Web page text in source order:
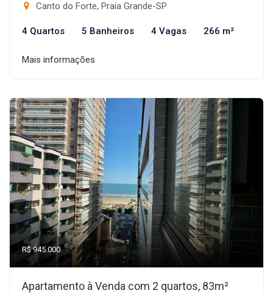
Canto do Forte, Praia Grande-SP
4 Quartos 5 Banheiros 4 Vagas 266 m²
Mais informações
R$ 945.000
Apartamento à Venda com 2 quartos, 83m²